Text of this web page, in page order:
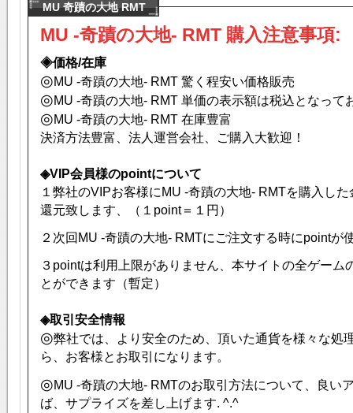
MU 奇蹟の大地 RMT
MU -奇蹟の大地- RMT 購入注意事項:
◈価格/在庫
◎MU -奇蹟の大地- RMT 驚く程安い価格販売
◎MU -奇蹟の大地- RMT 単価の表示額は税込となって
◎MU -奇蹟の大地- RMT 在庫豊富
決済方法豊富、法人運営会社、ご購入大歓迎！
◈VIP会員様のpointについて
１弊社のVIPお客様にMU -奇蹟の大地- RMTを購入し
還元致します、（１point＝１円）
２次回MU -奇蹟の大地- RMTにご注文する時にpointが
３pointは利用上限がありません、本サイトの全ゲーム
とができます（暫定）
◈取引安全情報
◎弊社では、より安全のため、頂いた通貨を様々な処
ら、お客様とお取引になります。
◎MU -奇蹟の大地- RMTのお取引方法について、良い
ば、サプライズを差し上げます. ^.^